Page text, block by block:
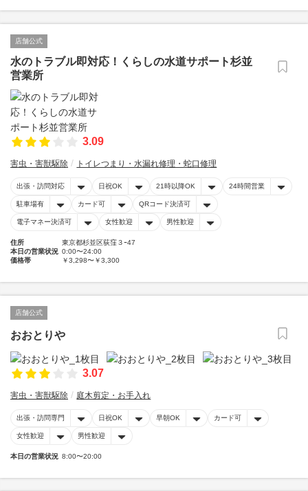
店舗公式
水のトラブル即対応！くらしの水道サポート杉並
営業所
3.09
害虫・害獣駆除 トイレつまり・水漏れ修理・蛇口修理
出張・訪問対応 日祝OK 21時以降OK 24時間営業
駐車場有 カード可 QRコード決済可
電子マネー決済可 女性歓迎 男性歓迎
住所
東京都杉並区荻窪３ｰ47
本日の営業状況 0:00〜24:00
価格帯
￥3,298〜￥3,300
店舗公式
おおとりや
3.07
害虫・害獣駆除 庭木剪定・お手入れ
出張・訪問専門 日祝OK 早朝OK カード可
女性歓迎 男性歓迎
本日の営業状況 8:00〜20:00